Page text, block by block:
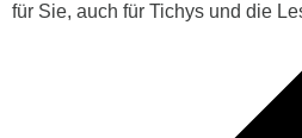
für Sie, auch für Tichys und die